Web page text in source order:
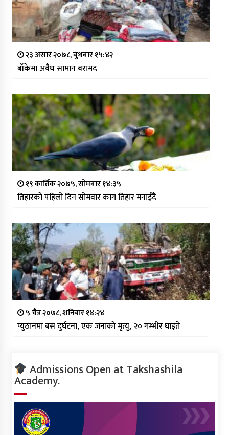
२३ असार २०७८, बुधबार १५:४२
बाँकेमा अवैध सामान बरामद
१९ कार्तिक २०७५, सोमबार १४:३५
तिहारको पहिलो दिन सोमवार काग तिहार मनाईंदै
५ चैत्र २०७८, शनिबार १४:२४
प्युठानमा बस दुर्घटना, एक जनाको मृत्यु, २० गम्भीर घाइते
Admissions Open at Takshashila
Academy.